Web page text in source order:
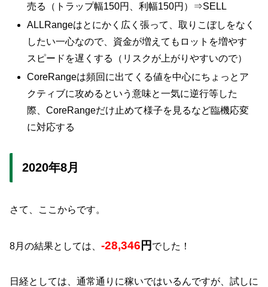
売る（トラップ幅150円、利幅150円）⇒SELL
ALLRangeはとにかく広く張って、取りこぼしをなく
したい一心なので、資金が増えてもロットを増やす
スピードを遅くする（リスクが上がりやすいので）
CoreRangeは頻回に出てくる値を中心にちょっとア
クティブに攻めるという意味と一気に逆行等した
際、CoreRangeだけ止めて様子を見るなど臨機応変
に対応する
2020年8月
さて、ここからです。
8月の結果としては、 -28,346 円 でした！
日経としては、通常通りに稼いではいるんですが、試しに